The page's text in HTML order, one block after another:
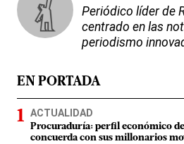
Periódico líder de
centrado en las
periodismo
EN PORTADA
ACTUALIDAD
Procuraduría: perfil económico
concuerda con sus millonarios